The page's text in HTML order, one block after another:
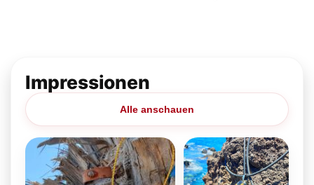
Impressionen
Alle anschauen